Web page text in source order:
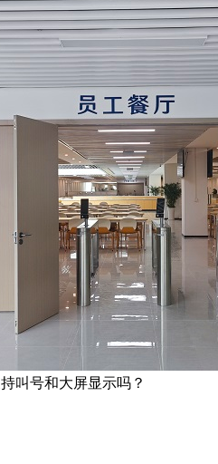
叫号和大屏显示吗？